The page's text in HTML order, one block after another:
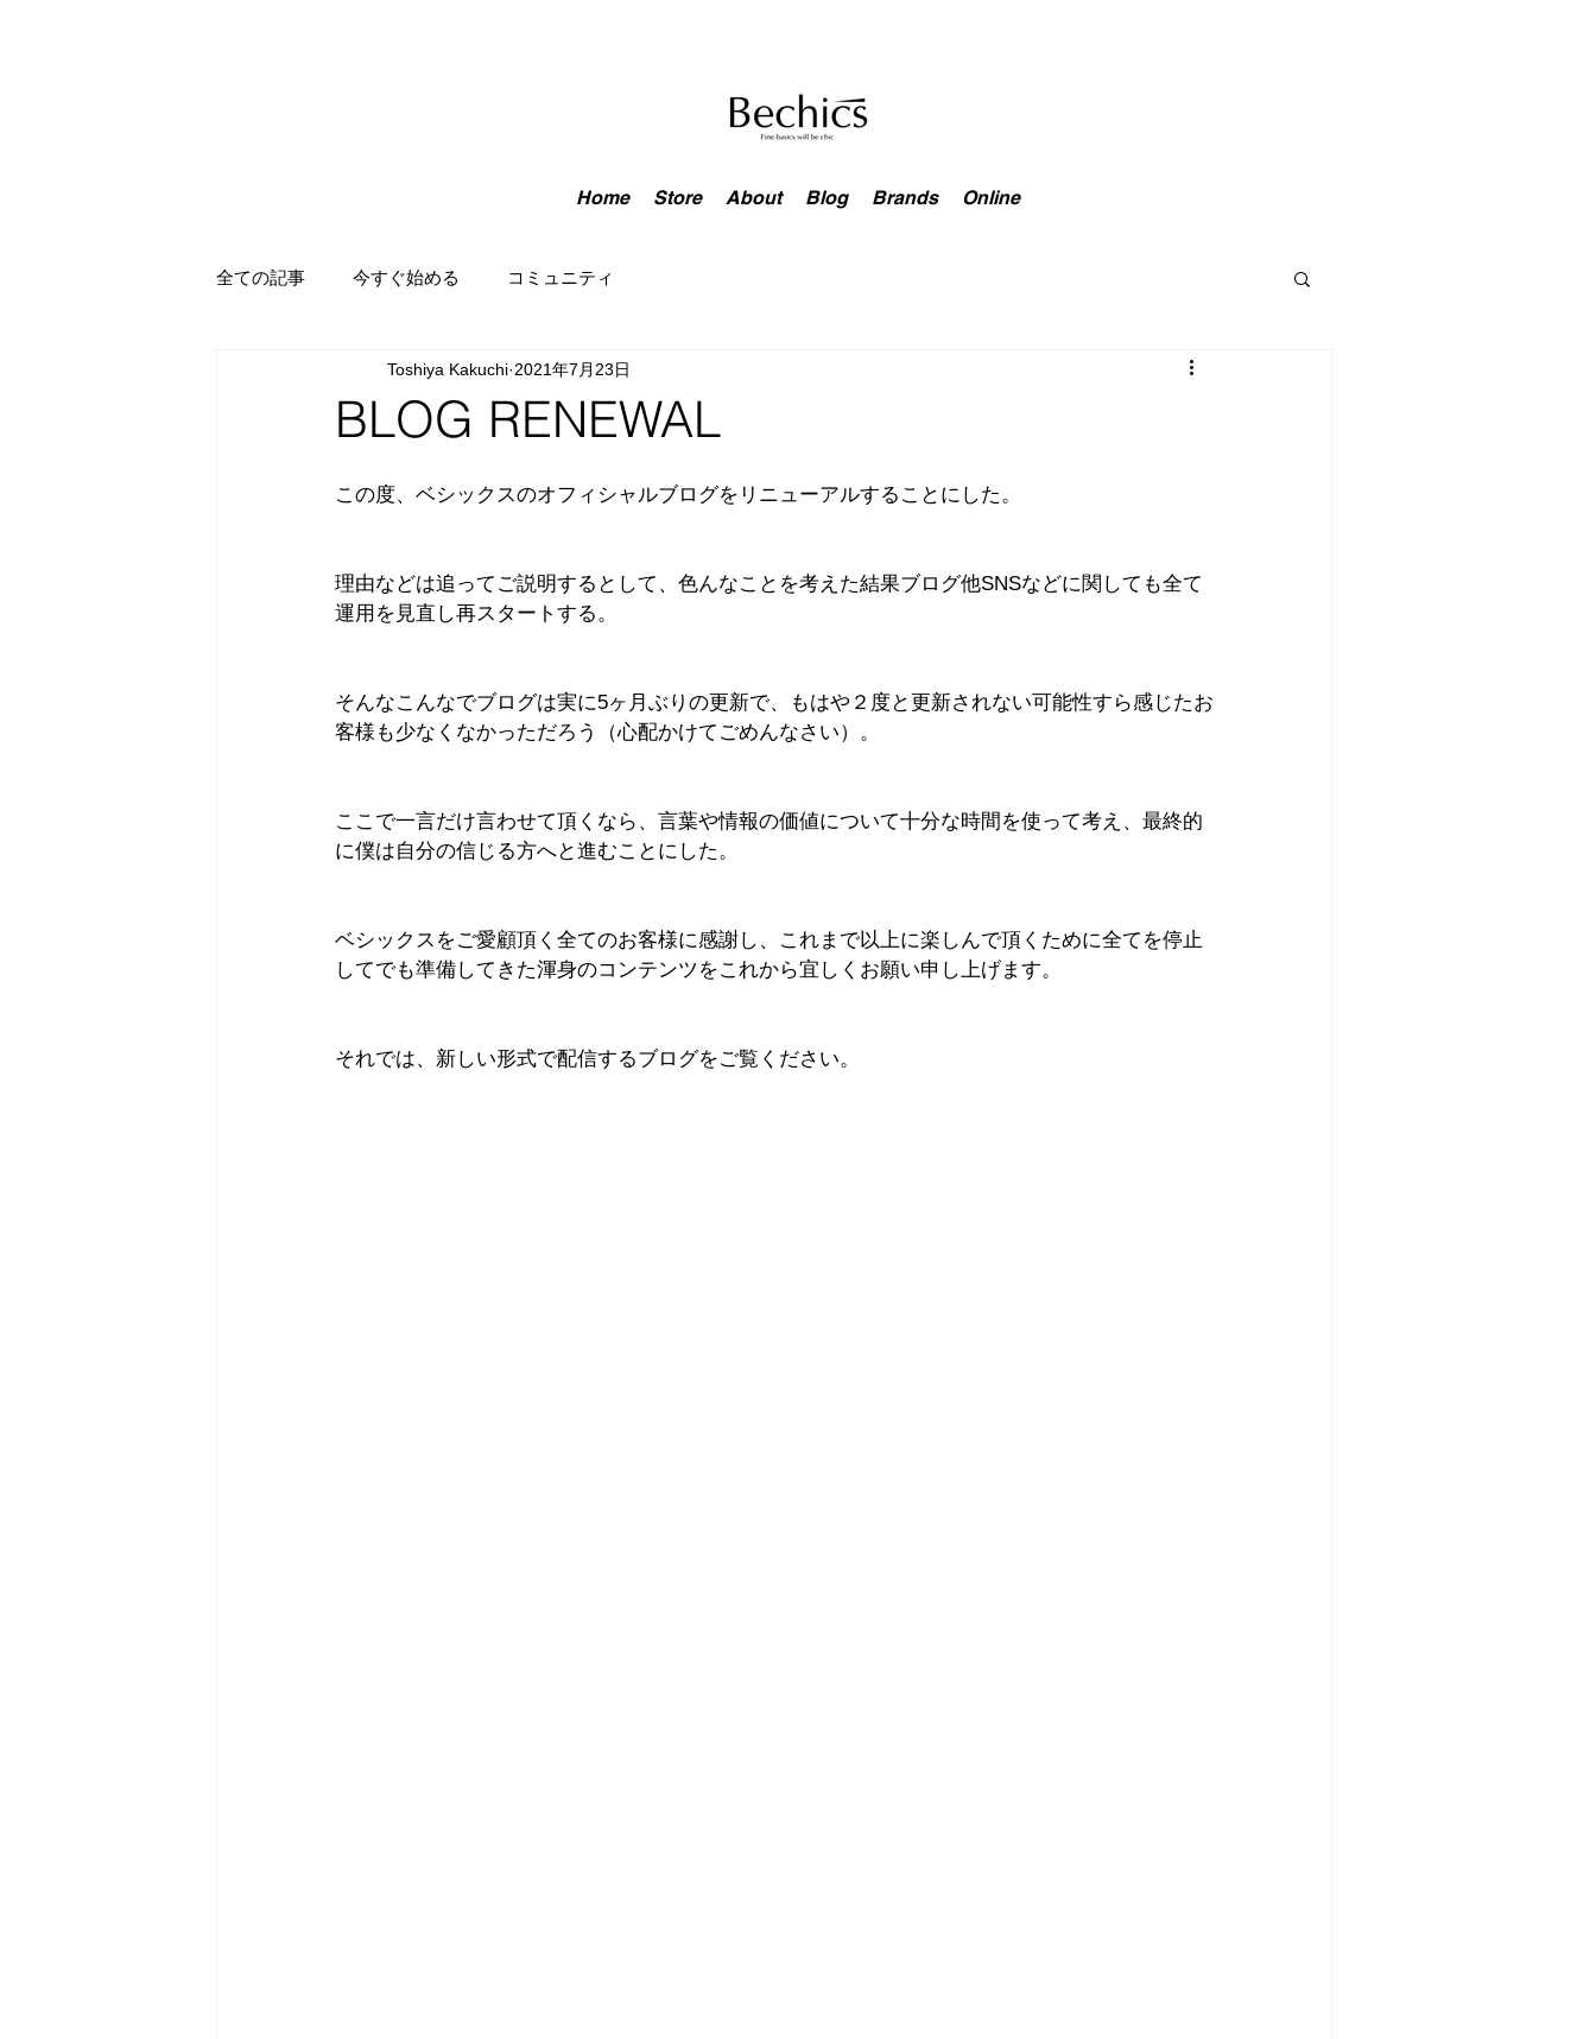
Home Store About Blog Brands Online
全ての記事 今すぐ始める コミュニティ
BLOG RENEWAL
Toshiya Kakuchi 2021年7月23日
この度、ベシックスのオフィシャルブログをリニューアルすることにした。
理由などは追ってご説明するとして、色んなことを考えた結果ブログ他SNSなどに関しても全て
運用を見直し再スタートする。
そんなこんなでブログは実に5ヶ月ぶりの更新で、もはや２度と更新されない可能性すら感じたお
客様も少なくなかっただろう（心配かけてごめんなさい）。
ここで一言だけ言わせて頂くなら、言葉や情報の価値について十分な時間を使って考え、最終的
に僕は自分の信じる方へと進むことにした。
ベシックスをご愛顧頂く全てのお客様に感謝し、これまで以上に楽しんで頂くために全てを停止
してでも準備してきた渾身のコンテンツをこれから宜しくお願い申し上げます。
それでは、新しい形式で配信するブログをご覧ください。